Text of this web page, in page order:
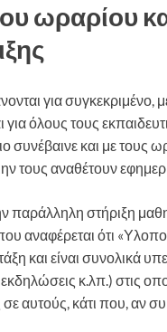
ωραρίου
για συγκεκριμένο,
όλους τους
συνέβαινε και με τους
τους αναθέτουν
παράλληλη στήριξη
αναφέρεται ότι
και είναι συνολικά
κ.λπ.) στις
αυτούς, κάτι που, αν